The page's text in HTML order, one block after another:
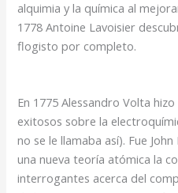
alquimia y la química al
1778 Antoine Lavoisier
flogisto por completo.
En 1775 Alessandro Volta
exitosos sobre la
no se le llamaba así). Fue
una nueva teoría atómica la
interrogantes acerca del